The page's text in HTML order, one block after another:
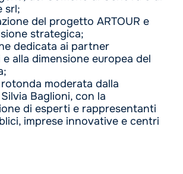
srl;
del progetto ARTOUR e
strategica;
dedicata ai partner
alla dimensione europea del
moderata dalla
Baglioni, con la
di esperti e rappresentanti
imprese innovative e centri